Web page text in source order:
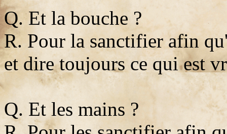
Q. Et la bouche ?
R. Pour la sanctifier afin
et dire toujours ce qui est
Q. Et les mains ?